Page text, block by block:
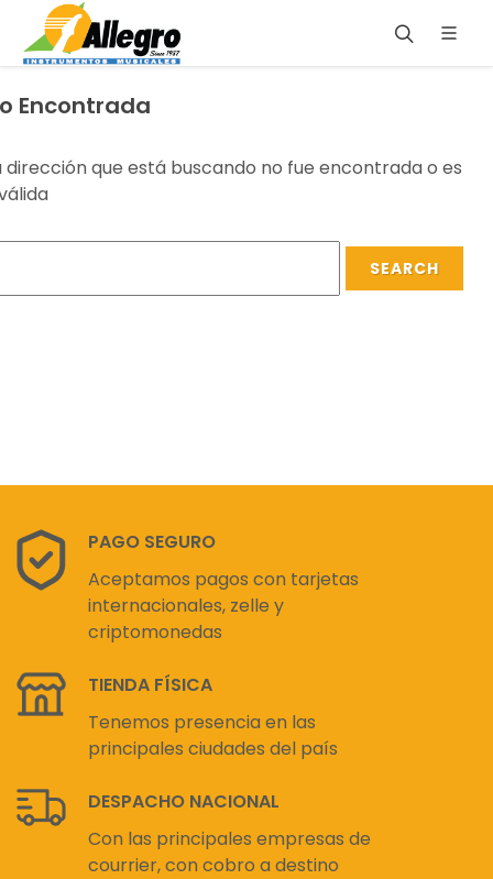
Encontrada
dirección que está buscando no fue encontrada o es
PAGO SEGURO
Aceptamos pagos con tarjetas
internacionales, zelle y
criptomonedas
TIENDA FÍSICA
Tenemos presencia en las
principales ciudades del país
DESPACHO NACIONAL
Con las principales empresas de
courrier, con cobro a destino